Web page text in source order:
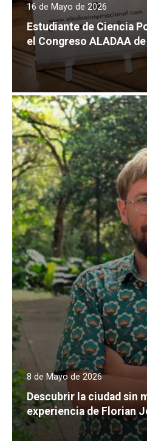
16 de Mayo de 2026
Estudiante de Ciencia
el Congreso ALADAA
8 de Mayo de 2026
Descubrir la ciudad sin
experiencia de Florian